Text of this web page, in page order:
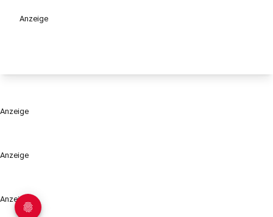
Anzeige
Anzeige
Anzeige
Anzeige